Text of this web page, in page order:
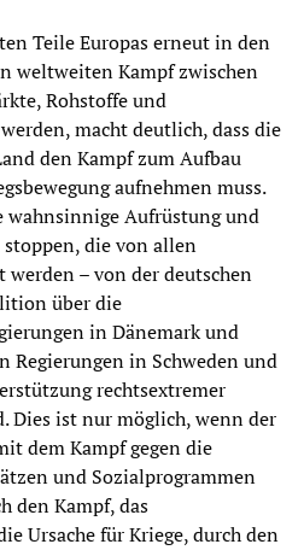
Teile Europas erneut in den
weltweiten Kampf zwischen
Rohstoffe und
macht deutlich, dass die
den Kampf zum Aufbau
aufnehmen muss.
wahnsinnige Aufrüstung und
die von allen
werden – von der deutschen
über die
in Dänemark und
Regierungen in Schweden und
rechtsextremer
Dies ist nur möglich, wenn der
dem Kampf gegen die
und Sozialprogrammen
den Kampf, das
Ursache für Kriege, durch den